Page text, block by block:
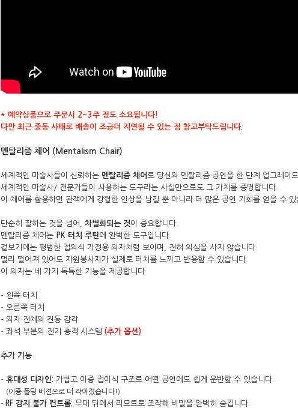
* 예약상품으로 주문시 2~3주 정도 소요됩니다!
다만 최근 중동 사태로 배송이 조금더 지연될 수 있는 점 참고부탁드립니다.
멘탈리즘 체어 (Mentalism Chair)
세계적인 마술사들이 신뢰하는 멘탈리즘 체어로 당신의 멘탈리즘 공연을 한 단계 업그레이
세계적인 마술사/ 전문가들이 사용하는 도구라는 사실만으로도 그 가치를 증명합니다.
이 체어를 활용하면 관객에게 강렬한 인상을 남길 뿐 아니라 더 많은 공연 기회를 얻을 수 있
단순히 잘하는 것을 넘어, 차별화되는 것이 중요합니다.
멘탈리즘 체어는 PK 터치 루틴에 완벽한 도구입니다.
겉보기에는 평범한 접의식 가정용 의자처럼 보이며, 전혀 의심을 사지 않습니다.
멀리 떨어져 있어도 자원봉사자가 실제로 터치를 느끼고 반응할 수 있습니다.
이 의자는 네 가지 독특한 기능을 제공합니다
- 왼쪽 터치
- 오른쪽 터치
- 의자 전체의 진동 감각
- 좌석 부분의 전기 충격 시스템 (추가 옵션)
추가 기능
- 휴대성 디자인: 가볍고 이중 접이식 구조로 어떤 공연에도 쉽게 운반할 수 있습니다.
(이중 폴딩 버젼으로 더 작아졌습니다!)
- RF 감지 불가 컨트롤: 무대 뒤에서 리모트로 조작해 비밀을 완벽히 숨깁니다.